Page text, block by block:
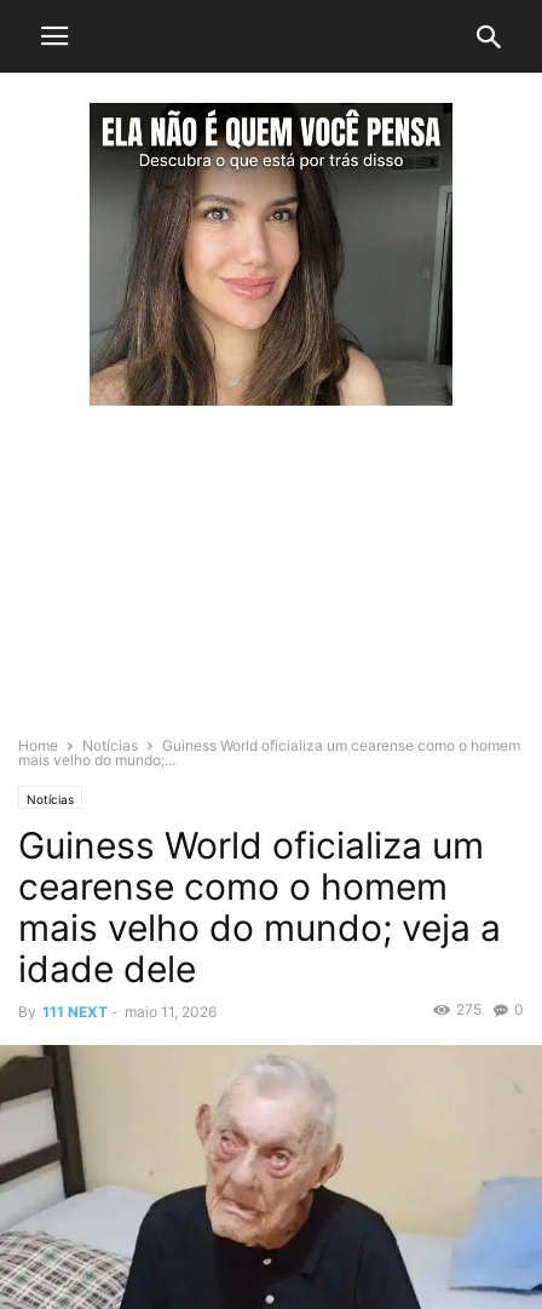
Home Notícias
Guiness World oficializa um cearense como o homem
mais velho do mundo;...
Notícias
Guiness World oficializa um
cearense como o homem
mais velho do mundo; veja a
idade dele
By 111 NEXT - maio 11, 2026 0
275